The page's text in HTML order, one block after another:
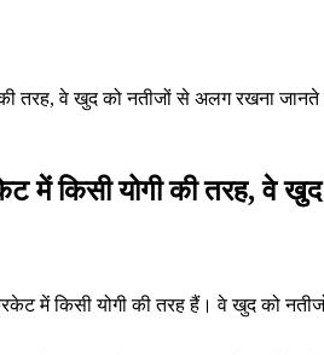
की तरह, वे खुद को नतीजों से अलग रखना जानते
में किसी योगी की तरह, वे
में किसी योगी की तरह हैं। वे खुद को